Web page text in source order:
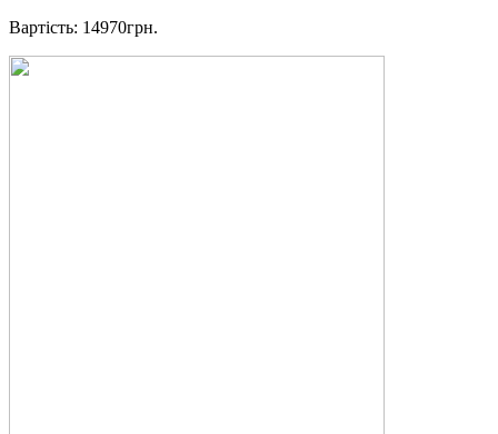
Вартість: 14970грн.